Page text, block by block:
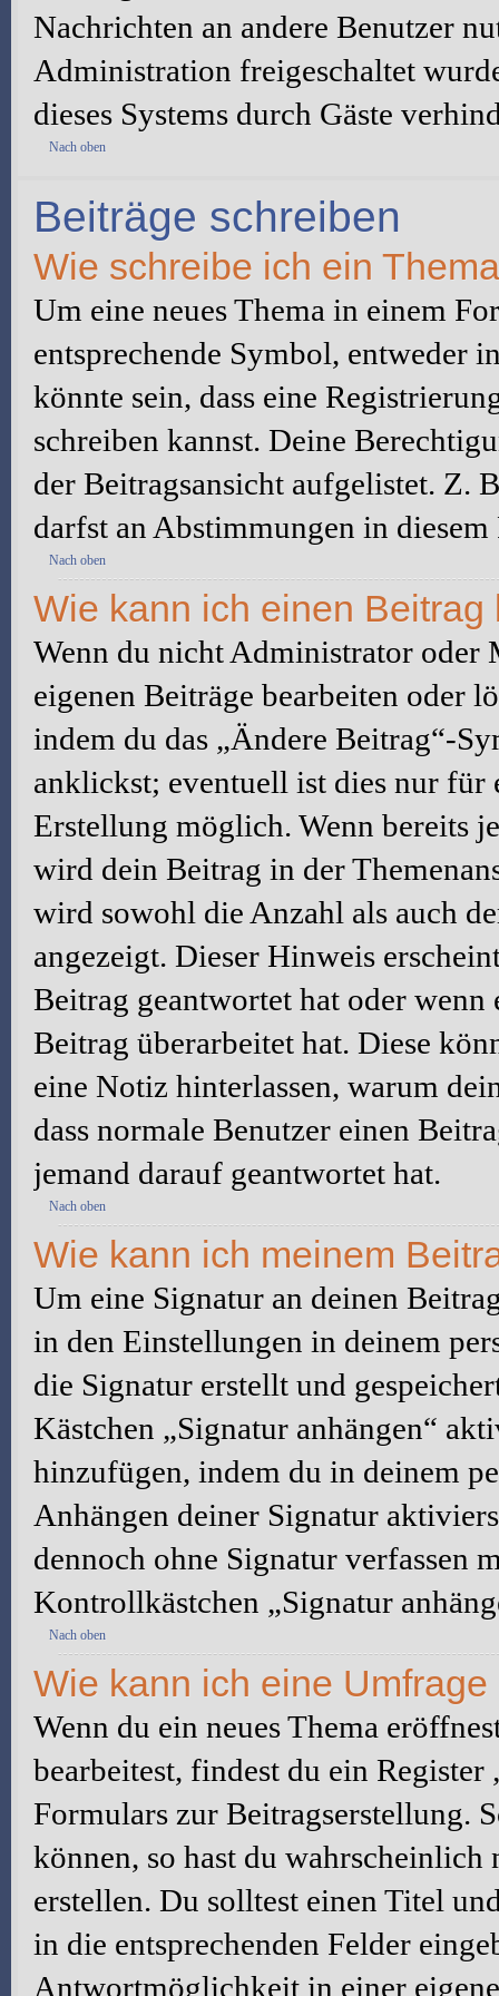
Nachrichten an andere Benutzer
Administration freigeschaltet
dieses Systems durch Gäste
Nach oben
Beiträge schreiben
Wie schreibe ich ein
Um eine neues Thema in einem
entsprechende Symbol, entweder
könnte sein, dass eine
schreiben kannst. Deine
der Beitragsansicht aufgelistet. Z.
darfst an Abstimmungen in
Nach oben
Wie kann ich einen
Wenn du nicht Administrator oder
eigenen Beiträge bearbeiten oder
indem du das „Ändere Beitrag“-
anklickst; eventuell ist dies nur für
Erstellung möglich. Wenn bereits
wird dein Beitrag in der
wird sowohl die Anzahl als auch
angezeigt. Dieser Hinweis
Beitrag geantwortet hat oder
Beitrag überarbeitet hat. Diese
eine Notiz hinterlassen, warum
dass normale Benutzer einen
jemand darauf geantwortet hat.
Nach oben
Wie kann ich meinem
Um eine Signatur an deinen
in den Einstellungen in deinem
die Signatur erstellt und
Kästchen „Signatur anhängen“
hinzufügen, indem du in deinem
Anhängen deiner Signatur
dennoch ohne Signatur verfassen
Kontrollkästchen „Signatur
Nach oben
Wie kann ich eine
Wenn du ein neues Thema
bearbeitest, findest du ein
Formulars zur Beitragserstellung.
können, so hast du
erstellen. Du solltest einen Titel
in die entsprechenden Felder
Antwortmöglichkeit in einer